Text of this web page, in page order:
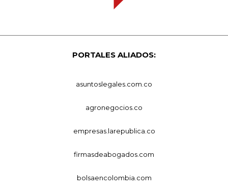
PORTALES ALIADOS:
asuntoslegales.com.co
agronegocios.co
empresas.larepublica.co
firmasdeabogados.com
bolsaencolombia.com